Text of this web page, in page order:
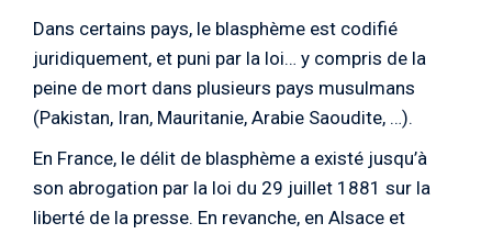
Dans certains pays, le blasphème est codifié
juridiquement, et puni par la loi… y compris de la
peine de mort dans plusieurs pays musulmans
(Pakistan, Iran, Mauritanie, Arabie Saoudite, …).
En France, le délit de blasphème a existé jusqu’à
son abrogation par la loi du 29 juillet 1881 sur la
liberté de la presse. En revanche, en Alsace et